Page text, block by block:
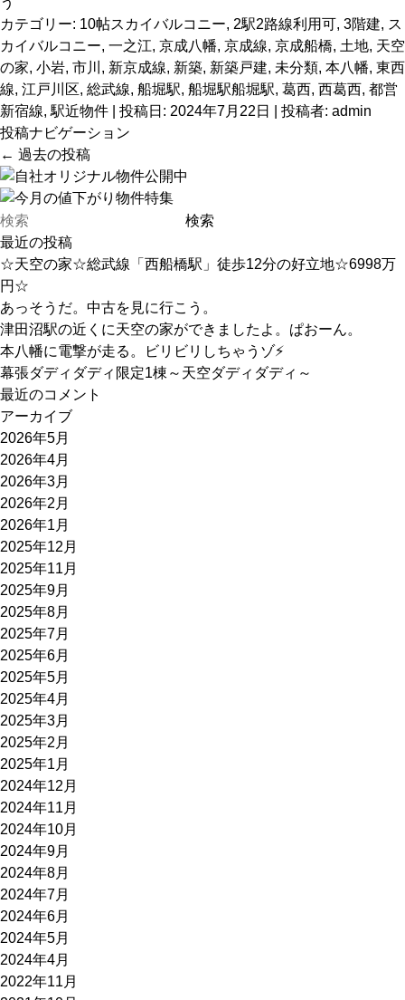
カテゴリー: 10帖スカイバルコニー, 2駅2路線利用可, 3階建, ス
カイバルコニー, 一之江, 京成八幡, 京成線, 京成船橋, 土地, 天空
の家, 小岩, 市川 , 新京成線, 新築, 新築戸建, 未分類, 本八幡, 東西
線, 江戸川区, 総武線, 船堀駅, 船堀駅船堀駅, 葛西, 西葛西, 都営
新宿線, 駅近物件 | 投稿日: 2024年7月22日 投稿者: admin
投稿ナビゲーション
← 過去の投稿
最近の投稿
☆天空の家☆総武線「西船橋駅」徒歩12分の好立地☆6998万
円☆
あっそうだ。中古を見に行こう。
津田沼駅の近くに天空の家ができましたよ。ぱおーん。
本八幡に電撃が走る。ビリビリしちゃうゾ⚡
幕張ダディダディ限定1棟～天空ダディダディ～
最近のコメント
アーカイブ
2026年5月
2026年4月
2026年3月
2026年2月
2026年1月
2025年12月
2025年11月
2025年9月
2025年8月
2025年7月
2025年6月
2025年5月
2025年4月
2025年3月
2025年2月
2025年1月
2024年12月
2024年11月
2024年10月
2024年9月
2024年8月
2024年7月
2024年6月
2024年5月
2024年4月
2022年11月